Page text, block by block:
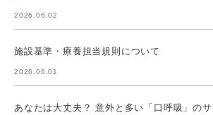
2026.06.02
施設基準・療養担当規則について
2026.06.01
あなたは大丈夫？ 意外と多い「口呼吸」の